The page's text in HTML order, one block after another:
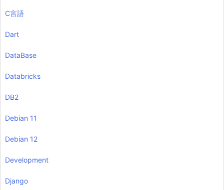
C言語
Dart
DataBase
Databricks
DB2
Debian 11
Debian 12
Development
Django